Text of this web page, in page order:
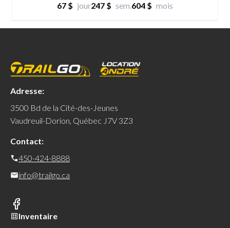
67 $ jour247 $ sem.604 $ mois
Adresse:
3500 Bd de la Cité-des-Jeunes
Vaudreuil-Dorion, Québec J7V 3Z3
Contact:
450-424-8888
info@trailgo.ca
Inventaire